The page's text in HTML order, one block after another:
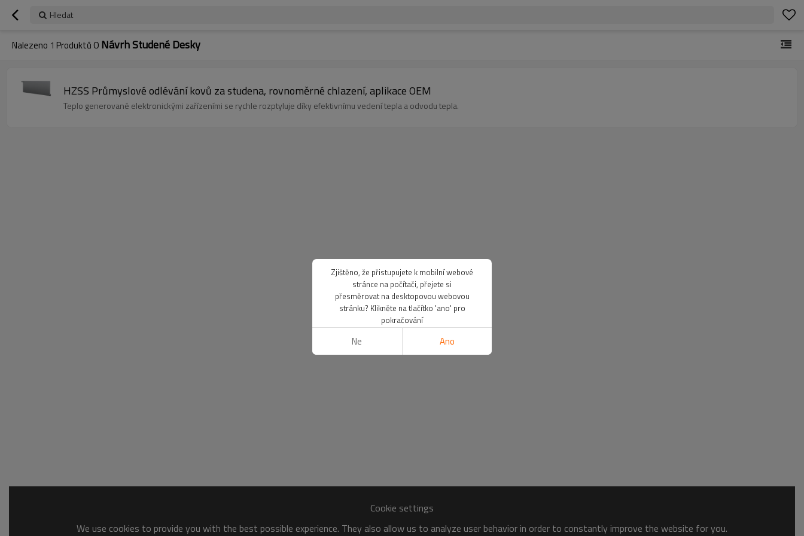
Hledat
Nalezeno 1 Produktů O Návrh Studené Desky
HZSS Průmyslové odlévání kovů za studena, rovnoměrné chlazení, aplikace OEM
Teplo generované elektronickými zařízeními se rychle rozptyluje díky efektivnímu vedení tepla a odvodu tepla.
Cookie settings
We use cookies to provide you with the best possible experience. They also allow us to analyze user behavior in order to constantly improve the website for you.
Zjištěno, že přistupujete k mobilní webové
stránce na počítači, přejete si
přesměrovat na desktopovou webovou
stránku? Klikněte na tlačítko 'ano' pro
pokračování
Ne Ano